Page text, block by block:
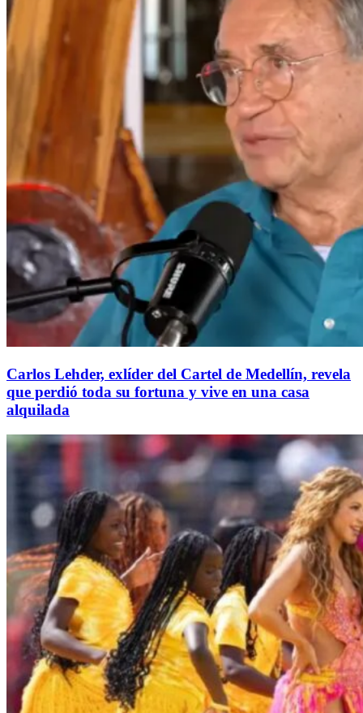
Carlos Lehder, exlíder del Cartel de Medellín, revela
que perdió toda su fortuna y vive en una casa
alquilada